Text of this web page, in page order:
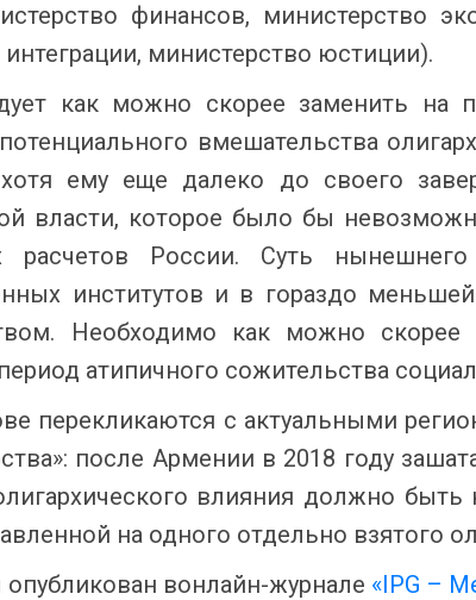
финансов, министерство
министерство юстиции).
как можно скорее заменить на
вмешательства
ему еще далеко до своего
власти, которое было бы
расчетов России. Суть
институтов и в гораздо
Необходимо как можно скорее
атипичного сожительства
перекликаются с актуальными
после Армении в 2018 году
влияния должно
на одного отдельно взятого
вонлайн-журнале «IPG –